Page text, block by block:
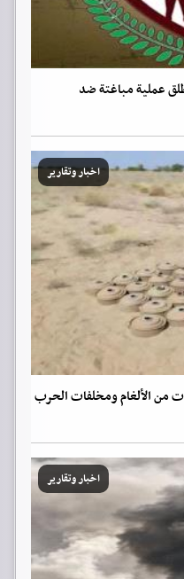
عملية مباغتة ضد
اخبار وتقارير
من الألغام ومخلفات الحرب
اخبار وتقارير